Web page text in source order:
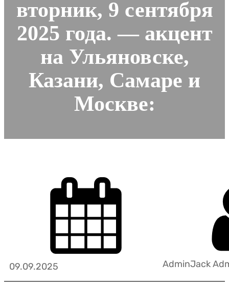
вторник, 9 сентября
2025 года. — акцент
на Ульяновске,
Казани, Самаре и
Москве:
09.09.2025 AdminJack